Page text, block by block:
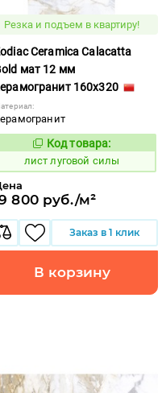
Резка и подъем в квартиру!
Ceramica Calacatta
мат 12 мм
160x320
881213
Код товара:
лист луговой силы
800 руб./м²
Заказ в 1 клик
В корзину